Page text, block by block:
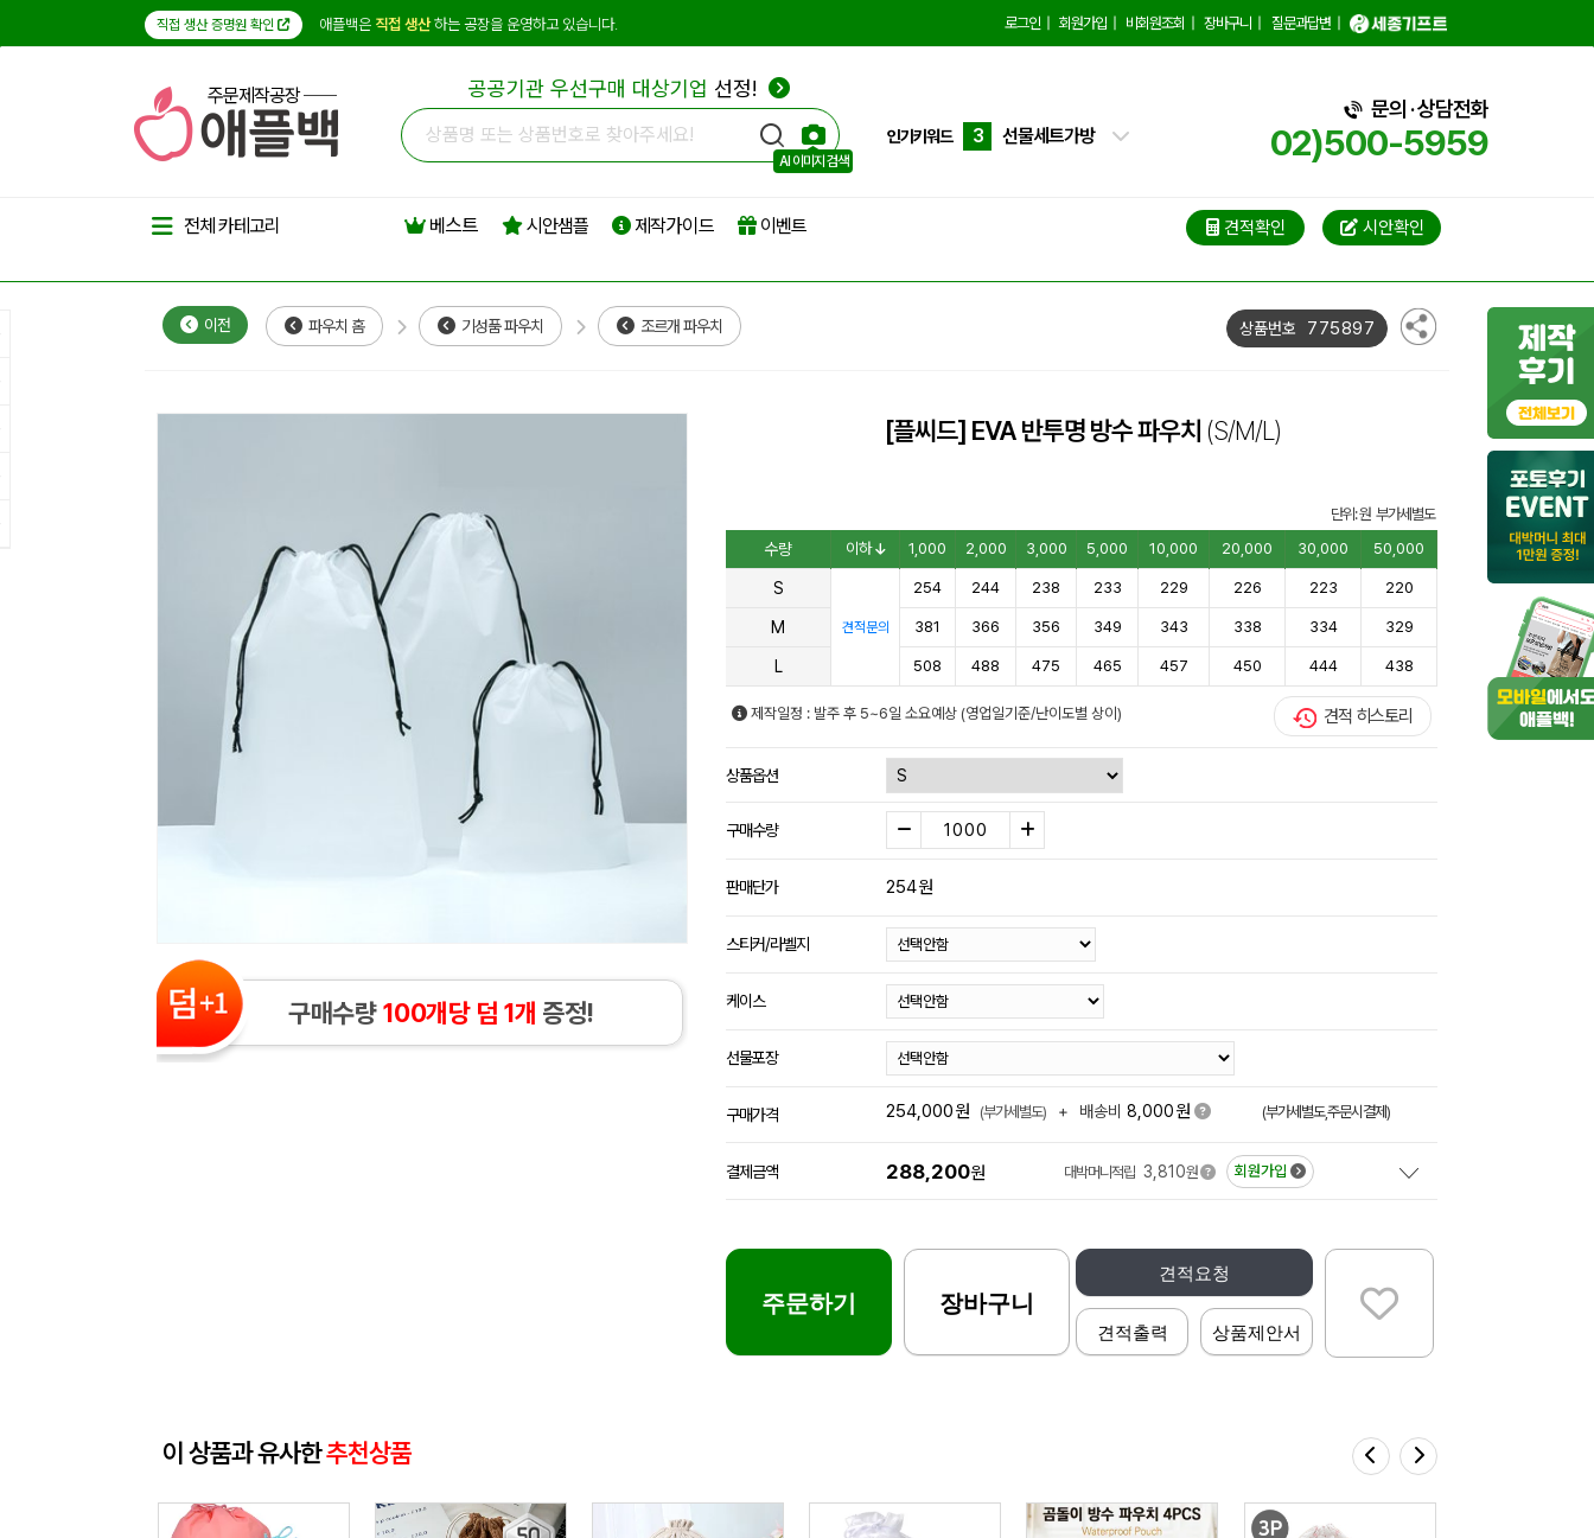
직접 생산 증명원 확인 애플백은 직접 생산하는 공장을 운영하고 있습니다. 로그인 회원가입 비회원조회 장바구니 질문과답변
주문제작공장 공공기관 우선구매 대상기업 선정!
AI 이미지 검색
인기키워드
1
에코백
3
선물세트가방
문의 · 상담전화
02)500-5959
전체 카테고리 베스트 시안샘플 제작가이드 이벤트 견적확인 시안확인
이전 파우치 홈 기성품 파우치 조르개 파우치 상품번호 775897
구매수량100개당 덤 1개 증정!
[플씨드] EVA 반투명 방수 파우치 (S/M/L)
단위: 원 부가세별도
수량 이하 1,000 2,000 3,000 5,000 10,000 20,000 30,000 50,000
S
견적문의
254 244 238 233 229 226 223 220
M 381 366 356 349 343 338 334 329
L 508 488 475 465 457 450 444 438
제작일정 : 발주 후 5~6일 소요예상 (영업일기준/난이도별 상이) 견적 히스토리
상품옵션
구매수량
판매단가 254원
스티커/라벨지
케이스
선물포장
구매가격 254,000원 (부가세별도) + 배송비 8,000원 (부가세별도,주문시결제)
결제금액 288,200원 대박머니적립 3,810원 회원가입
견적요청
견적출력 상품제안서
주문하기 장바구니
이 상품과 유사한추천상품